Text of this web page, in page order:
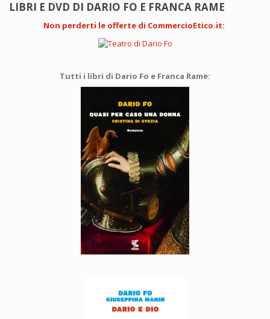
LIBRI E DVD DI DARIO FO E FRANCA RAME
Non perderti le offerte di CommercioEtico.it:
Tutti i libri di Dario Fo e Franca Rame: